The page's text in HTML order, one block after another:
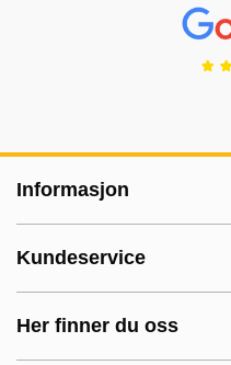
Informasjon
Kundeservice
Her finner du oss